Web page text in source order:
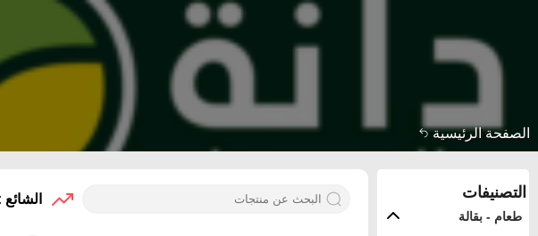
الصفحة الرئيسية
التصنيفات
طعام - بقالة
الشائع